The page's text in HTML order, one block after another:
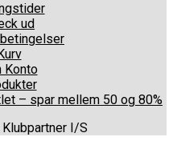
ud
Konto
– spar mellem 50 og 80%
I/S